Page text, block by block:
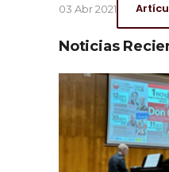
03 Abr 2021
Noticias